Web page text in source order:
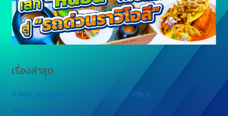
เรื่องล่าสุด
A Web Designer’s Guide: Get Out The Office
Video Youtube